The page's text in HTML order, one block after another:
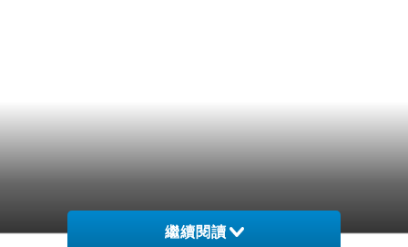
繼續閱讀